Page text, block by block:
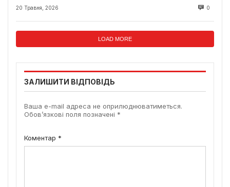
20 Травня, 2026 0
LOAD MORE
ЗАЛИШИТИ ВІДПОВІДЬ
Ваша e-mail адреса не оприлюднюватиметься.
Обов’язкові поля позначені *
Коментар *